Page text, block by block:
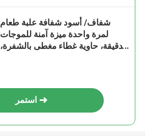
شفاف/ أسود شفافة علبة طعام
لمرة واحدة ميزة آمنة للموجات
الدقيقة، حاوية غطاء مغطى بالشفرة،
استمر